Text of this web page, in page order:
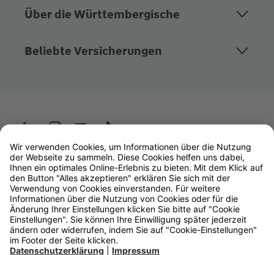
Über die Württembergische
Beliebte Versicherungen
Wüstenrot
W&W Gruppe
OLB Bank
Makler
Impressum
Datenschutz